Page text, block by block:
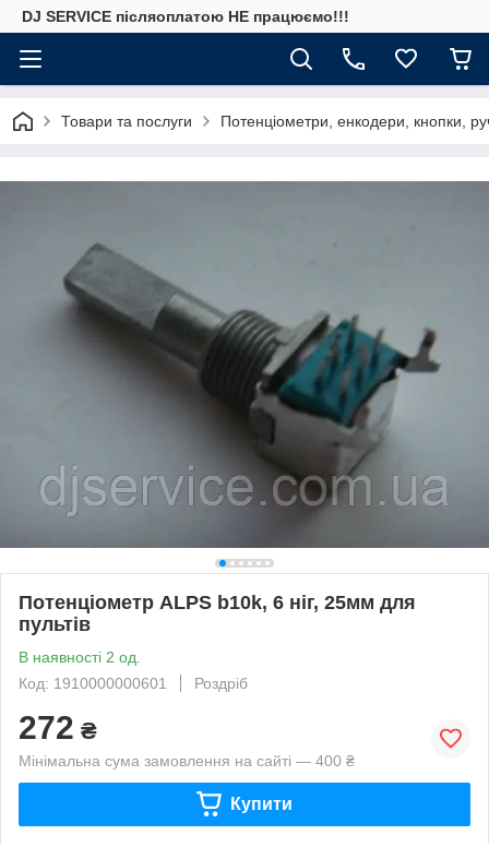
DJ SERVICE пiсляоплатою НЕ працюємо!!!
Товари та послуги Потенціометри, енкодери, кнопки,
Потенціометр ALPS b10k, 6 ніг, 25мм для
пультів
В наявності 2 од.
Код: 1910000000601
Роздріб
272 ₴
Мінімальна сума замовлення на сайті — 400 ₴
Купити